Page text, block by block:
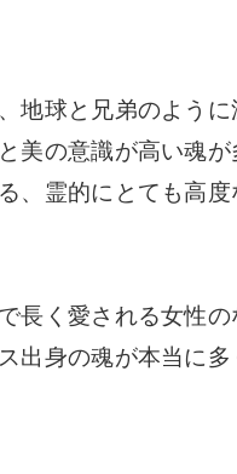
地球と兄弟のよう
美の意識が高い魂が
、霊的にとても高
長く愛される女性の
出身の魂が本当に多